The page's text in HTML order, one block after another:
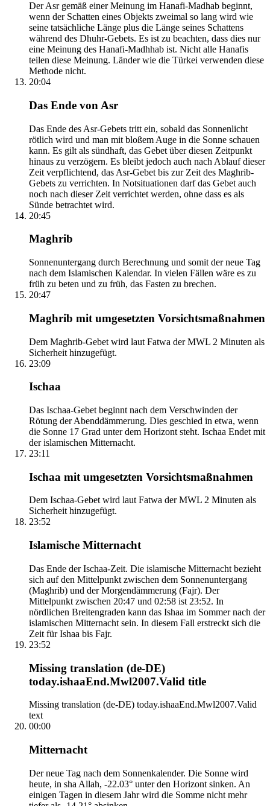
Der Asr gemäß einer Meinung im Hanafi-Madhab beginnt,
wenn der Schatten eines Objekts zweimal so lang wird wie
seine tatsächliche Länge plus die Länge seines Schattens
während des Dhuhr-Gebets. Es ist zu beachten, dass dies nur
eine Meinung des Hanafi-Madhhab ist. Nicht alle Hanafis
teilen diese Meinung. Länder wie die Türkei verwenden diese
Methode nicht.
20:04
Das Ende von Asr
Das Ende des Asr-Gebets tritt ein, sobald das Sonnenlicht
rötlich wird und man mit bloßem Auge in die Sonne schauen
kann. Es gilt als sündhaft, das Gebet über diesen Zeitpunkt
hinaus zu verzögern. Es bleibt jedoch auch nach Ablauf dieser
Zeit verpflichtend, das Asr-Gebet bis zur Zeit des Maghrib-
Gebets zu verrichten. In Notsituationen darf das Gebet auch
noch nach dieser Zeit verrichtet werden, ohne dass es als
Sünde betrachtet wird.
20:45
Maghrib
Sonnenuntergang durch Berechnung und somit der neue Tag
nach dem Islamischen Kalendar. In vielen Fällen wäre es zu
früh zu beten und zu früh, das Fasten zu brechen.
20:47
Maghrib mit umgesetzten Vorsichtsmaßnahmen
Dem Maghrib-Gebet wird laut Fatwa der MWL 2 Minuten als
Sicherheit hinzugefügt.
23:09
Ischaa
Das Ischaa-Gebet beginnt nach dem Verschwinden der
Rötung der Abenddämmerung. Dies geschied in etwa, wenn
die Sonne 17 Grad unter dem Horizont steht. Ischaa Endet mit
der islamischen Mitternacht.
23:11
Ischaa mit umgesetzten Vorsichtsmaßnahmen
Dem Ischaa-Gebet wird laut Fatwa der MWL 2 Minuten als
Sicherheit hinzugefügt.
23:52
Islamische Mitternacht
Das Ende der Ischaa-Zeit. Die islamische Mitternacht bezieht
sich auf den Mittelpunkt zwischen dem Sonnenuntergang
(Maghrib) und der Morgendämmerung (Fajr). Der
Mittelpunkt zwischen 20:47 und 02:58 ist 23:52. In
nördlichen Breitengraden kann das Ishaa im Sommer nach der
islamischen Mitternacht sein. In diesem Fall erstreckt sich die
Zeit für Ishaa bis Fajr.
23:52
Missing translation (de-DE)
today.ishaaEnd.Mwl2007.Valid title
Missing translation (de-DE) today.ishaaEnd.Mwl2007.Valid
text
00:00
Mitternacht
Der neue Tag nach dem Sonnenkalender. Die Sonne wird
heute, in sha Allah, -22.03° unter den Horizont sinken. An
einigen Tagen in diesem Jahr wird die Somme nicht mehr